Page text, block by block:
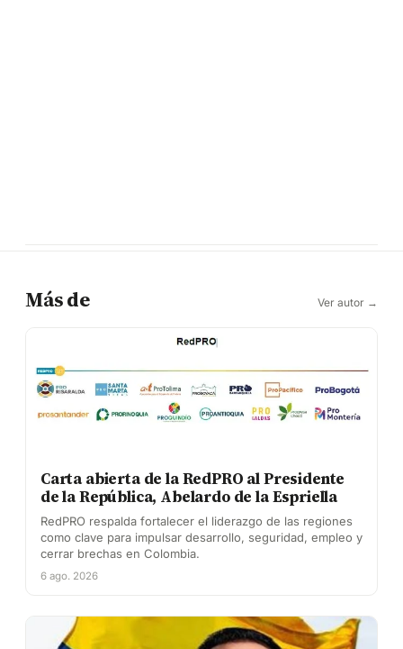
Más de Ver autor →
Carta abierta de la RedPRO al Presidente
de la República, Abelardo de la Espriella
RedPRO respalda fortalecer el liderazgo de las regiones
como clave para impulsar desarrollo, seguridad, empleo y
cerrar brechas en Colombia.
6 ago. 2026